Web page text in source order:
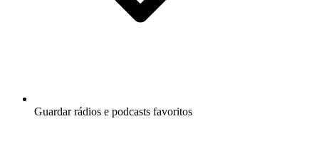
Guardar rádios e podcasts favoritos